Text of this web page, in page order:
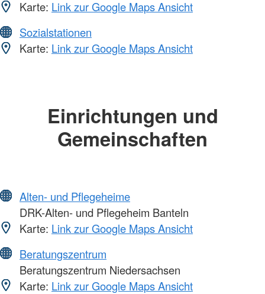
Karte: Link zur Google Maps Ansicht
Sozialstationen
Karte: Link zur Google Maps Ansicht
Einrichtungen und
Gemeinschaften
Alten- und Pflegeheime
DRK-Alten- und Pflegeheim Banteln
Karte: Link zur Google Maps Ansicht
Beratungszentrum
Beratungszentrum Niedersachsen
Karte: Link zur Google Maps Ansicht